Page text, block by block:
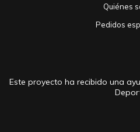
Quiénes
Pedidos
Este proyecto ha recibido una